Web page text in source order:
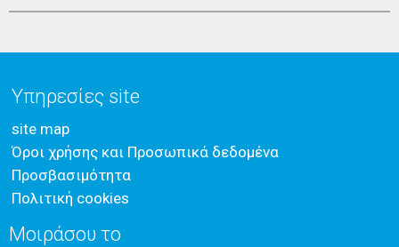
Υπηρεσίες site
site map
Όροι χρήσης και Προσωπικά δεδομένα
Προσβασιμότητα
Πολιτική cookies
Μοιράσου το